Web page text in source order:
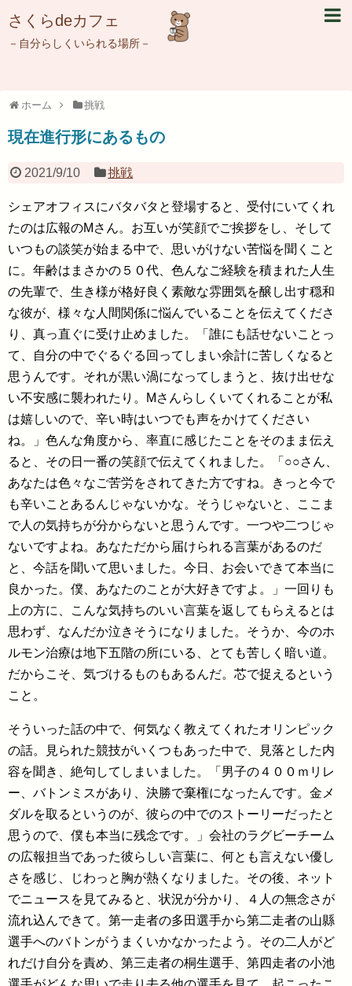
さくらdeカフェ
－自分らしくいられる場所－
ホーム 挑戦
現在進行形にあるもの
2021/9/10 挑戦
シェアオフィスにバタバタと登場すると、受付にいてくれ
たのは広報のMさん。お互いが笑顔でご挨拶をし、そして
いつもの談笑が始まる中で、思いがけない苦悩を聞くこと
に。年齢はまさかの５０代、色んなご経験を積まれた人生
の先輩で、生き様が格好良く素敵な雰囲気を醸し出す穏和
な彼が、様々な人間関係に悩んでいることを伝えてくださ
り、真っ直ぐに受け止めました。「誰にも話せないことっ
て、自分の中でぐるぐる回ってしまい余計に苦しくなると
思うんです。それが黒い渦になってしまうと、抜け出せな
い不安感に襲われたり。Mさんらしくいてくれることが私
は嬉しいので、辛い時はいつでも声をかけてください
ね。」色んな角度から、率直に感じたことをそのまま伝え
ると、その日一番の笑顔で伝えてくれました。「○○さん、
あなたは色々なご苦労をされてきた方ですね。きっと今で
も辛いことあるんじゃないかな。そうじゃないと、ここま
で人の気持ちが分からないと思うんです。一つや二つじゃ
ないですよね。あなただから届けられる言葉があるのだ
と、今話を聞いて思いました。今日、お会いできて本当に
良かった。僕、あなたのことが大好きですよ。」一回りも
上の方に、こんな気持ちのいい言葉を返してもらえるとは
思わず、なんだか泣きそうになりました。そうか、今のホ
ルモン治療は地下五階の所にいる、とても苦しく暗い道。
だからこそ、気づけるものもあるんだ。芯で捉えるという
こと。
そういった話の中で、何気なく教えてくれたオリンピック
の話。見られた競技がいくつもあった中で、見落とした内
容を聞き、絶句してしまいました。「男子の４００ｍリレ
ー、バトンミスがあり、決勝で棄権になったんです。金メ
ダルを取るというのが、彼らの中でのストーリーだったと
思うので、僕も本当に残念です。」会社のラグビーチーム
の広報担当であった彼らしい言葉に、何とも言えない優し
さを感じ、じわっと胸が熱くなりました。その後、ネット
でニュースを見てみると、状況が分かり、４人の無念さが
流れ込んできて。第一走者の多田選手から第二走者の山縣
選手へのバトンがうまくいかなかったよう。その二人がど
れだけ自分を責め、第三走者の桐生選手、第四走者の小池